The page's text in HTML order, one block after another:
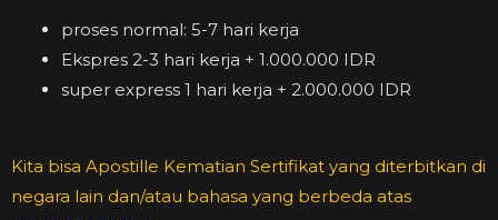
proses normal: 5-7 hari kerja
Ekspres 2-3 hari kerja + 1.000.000 IDR
super express 1 hari kerja + 2.000.000 IDR
Kita bisa Apostille Kematian Sertifikat yang diterbitkan di
negara lain dan/atau bahasa yang berbeda atas